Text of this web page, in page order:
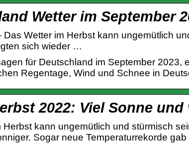
Wetter im September
Wetter im Herbst kann ungemütlich
sich wieder …
für Deutschland im September
Regentage, Wind und Schnee in
2022: Viel Sonne
Herbst kann ungemütlich und stürmisch
Sogar neue Temperaturrekorde gab